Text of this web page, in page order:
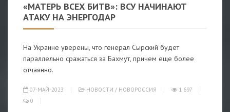
«МАТЕРЬ ВСЕХ БИТВ»: ВСУ НАЧИНАЮТ
АТАКУ НА ЭНЕРГОДАР
На Украине уверены, что генерал Сырский будет
параллельно сражаться за Бахмут, причем еще более
отчаянно.
07-МАЙ-2023 НОВОСТИ / НОВОРОССИЯ
1 697
0